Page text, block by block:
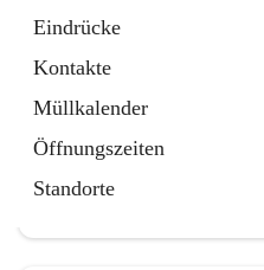
Eindrücke
Kontakte
Müllkalender
Öffnungszeiten
Standorte